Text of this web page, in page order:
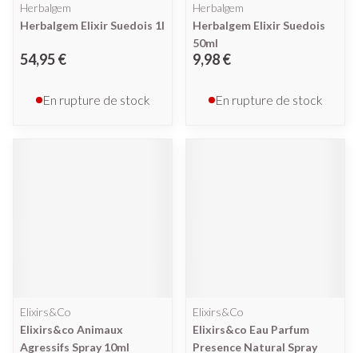
Herbalgem
Herbalgem Elixir Suedois 1l
54,95 €
En rupture de stock
Herbalgem
Herbalgem Elixir Suedois
50ml
9,98 €
En rupture de stock
Elixirs&Co
Elixirs&co Animaux
Agressifs Spray 10ml
Elixirs&Co
Elixirs&co Eau Parfum
Presence Natural Spray